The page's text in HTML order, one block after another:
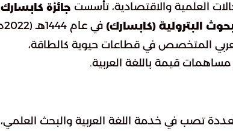
العلمية والاقتصادية، تأسست جائزة كابسارك
البترولية (كابسارك)
في
المتخصص في قطاعات حيوية كالطاقة،
مساهمات قيمة باللغة العربية.
تصب في خدمة اللغة العربية والبحث العلمي،